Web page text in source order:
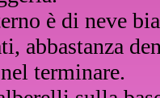
è di neve
abbastanza
terminare.